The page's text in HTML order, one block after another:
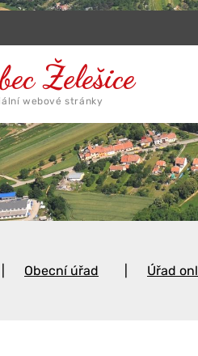
Obecní úřad Úřad